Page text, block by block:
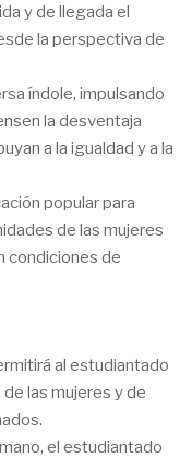
y de llegada el
la perspectiva de
índole, impulsando
la desventaja
a la igualdad y a la
popular para
de las mujeres
condiciones de
al estudiantado
las mujeres y de
el estudiantado